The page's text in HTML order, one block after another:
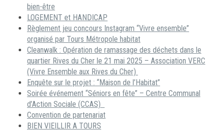
bien-être
LOGEMENT et HANDICAP
Règlement jeu concours Instagram “Vivre ensemble”
organisé par Tours Métropole habitat
Cleanwalk : Opération de ramassage des déchets dans le
quartier Rives du Cher le 21 mai 2025 – Association VERC
(Vivre Ensemble aux Rives du Cher)
Enquête sur le projet : “Maison de l’Habitat”
Soirée événement “Séniors en fête” – Centre Communal
d’Action Sociale (CCAS)
Convention de partenariat
BIEN VIEILLIR A TOURS